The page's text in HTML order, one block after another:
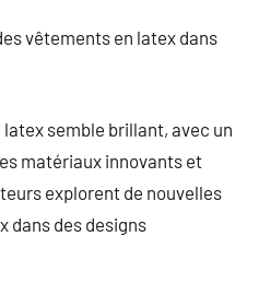
vêtements en latex dans
latex semble brillant, avec un
matériaux innovants et
explorent de nouvelles
dans des designs